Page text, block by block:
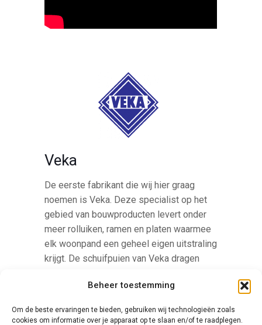
Beheer toestemming
Om de beste ervaringen te bieden, gebruiken wij technologieën zoals
cookies om informatie over je apparaat op te slaan en/of te raadplegen.
Veka
De eerste fabrikant die wij hier graag
noemen is Veka. Deze specialist op het
gebied van bouwproducten levert onder
meer rolluiken, ramen en platen waarmee
elk woonpand een geheel eigen uitstraling
krijgt. De schuifpuien van Veka dragen
zullen lange tijd meegaan. Voor deze
jaarlijkse reiniging is voldoende.